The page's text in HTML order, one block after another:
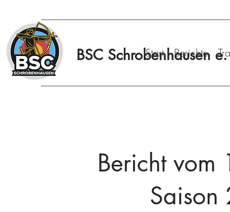
BSC Schrobenhausen
Start Berichte
Bericht vom